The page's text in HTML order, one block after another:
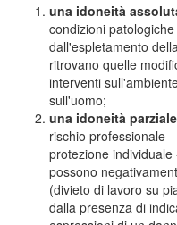
una idoneità
condizioni
dall'espletamento
ritrovano quelle
interventi
sull'uomo;
una idoneità parziale
rischio professionale
protezione
possono
(divieto di lavoro su
dalla presenza di